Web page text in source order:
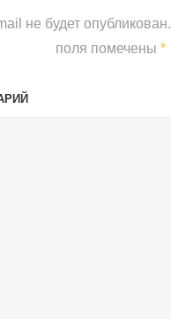
не будет опубликован.
поля помечены *